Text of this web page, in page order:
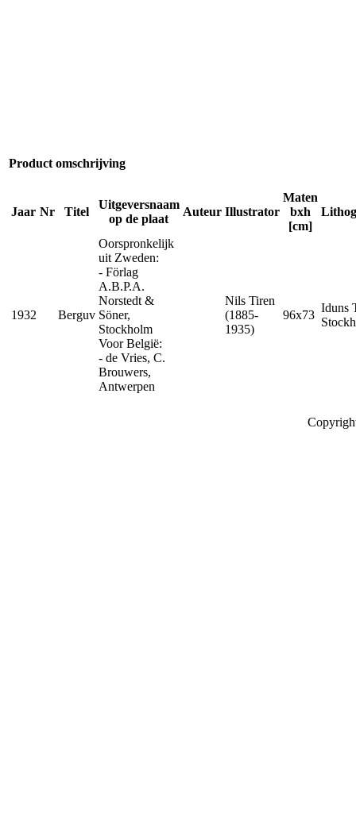
Product omschrijving
Jaar Nr Titel
Uitgeversnaam
op de plaat
Auteur Illustrator
Maten
bxh
[cm]
1932 Berguv
Oorspronkelijk
uit Zweden:
- Förlag
A.B.P.A.
Norstedt &
Söner,
Stockholm
Voor België:
- de Vries, C.
Brouwers,
Antwerpen
Nils Tiren
(1885-
1935)
96x73
Iduns